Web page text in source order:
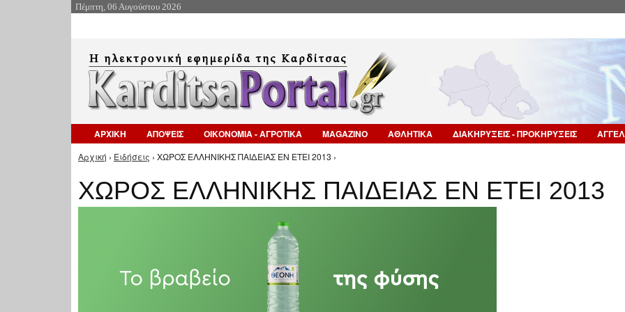
Πέμπτη, 06 Αυγούστου 2026
ΑΡΧΙΚΗ ΑΠΟΨΕΙΣ ΟΙΚΟΝΟΜΙΑ - ΑΓΡΟΤΙΚΑ MAGAZINO ΑΘΛΗΤΙΚΑ ΔΙΑΚΗΡΥΞΕΙΣ - ΠΡΟΚΗΡΥΞΕΙΣ
Είστε εδώ
Αρχική › Ειδήσεις › ΧΩΡΟΣ ΕΛΛΗΝΙΚΗΣ ΠΑΙΔΕΙΑΣ ΕΝ ΕΤΕΙ 2013 ›
ΧΩΡΟΣ ΕΛΛΗΝΙΚΗΣ ΠΑΙΔΕΙΑΣ ΕΝ ΕΤΕΙ 2013